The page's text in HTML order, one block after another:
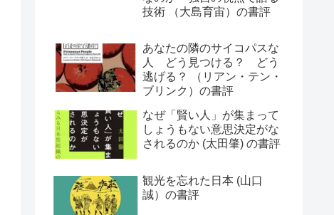
技術 （大島育宙）の書評
あなたの隣のサイコパスな
人 どう見つける？ どう
逃げる？ （リアン・テン・
ブリンク）の書評
なぜ「賢い人」が集まって
しょうもない意思決定がな
されるのか (太田肇) の書評
観光を忘れた日本 (山口
誠）の書評